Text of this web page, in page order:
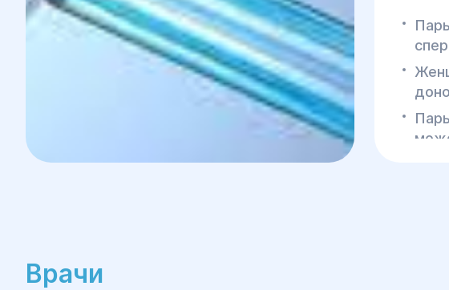
Врачи